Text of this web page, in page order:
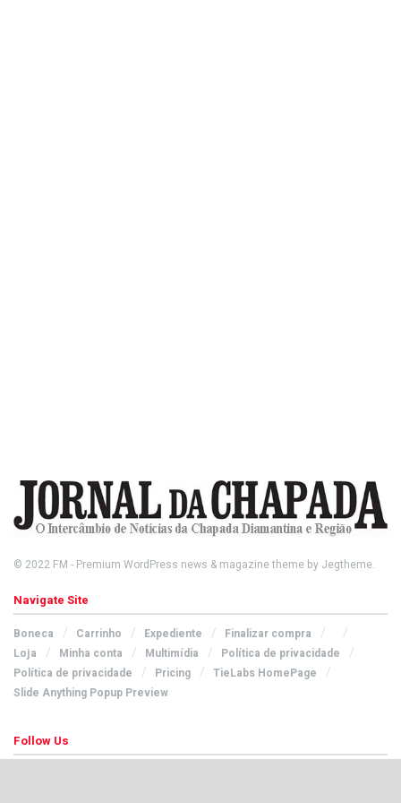
© 2022 FM - Premium WordPress news & magazine theme by Jegtheme.
Navigate Site
Boneca Carrinho Expediente
Finalizar compra
Loja
Minha conta Multimídia
Política de privacidade
Política de privacidade
Pricing
TieLabs HomePage
Slide Anything Popup Preview
Follow Us